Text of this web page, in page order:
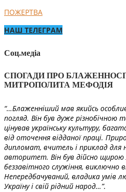
ПОЖЕРТВА
НАШ ТЕЛЕГРАМ
Соц.медіа
СПОГАДИ ПРО
МИТРОПОЛИТА МЕФОДІЯ
“…Блаженніший мав якийсь
погляд. Він був дуже різнобічною
цінував українську культуру,
від оточення відданої праці.
дипломат, вчитель і приклад для
авторитет. Він був дійсно
беззавітного служіння, виключно
Непередбачуваний, владика умів
Україну і свій рідний народ…”.